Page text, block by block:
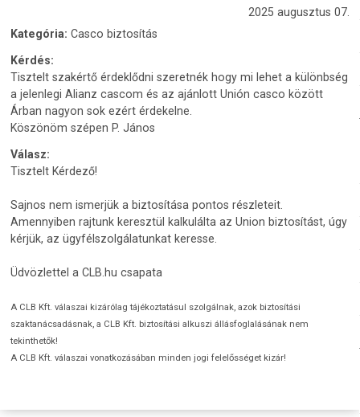
2025 augusztus 07.
Kategória:Casco biztosítás
Kérdés:
Tisztelt szakértő érdeklődni szeretnék hogy mi lehet a különbség
a jelenlegi Alianz cascom és az ajánlott Unión casco között
Árban nagyon sok ezért érdekelne.
Köszönöm szépen P. János
Válasz:
Tisztelt Kérdező!
Sajnos nem ismerjük a biztosítása pontos részleteit.
Amennyiben rajtunk keresztül kalkulálta az Union biztosítást, úgy
kérjük, az ügyfélszolgálatunkat keresse.
Üdvözlettel a CLB.hu csapata
A CLB Kft. válaszai kizárólag tájékoztatásul szolgálnak, azok biztosítási
szaktanácsadásnak, a CLB Kft. biztosítási alkuszi állásfoglalásának nem
tekinthetők!
A CLB Kft. válaszai vonatkozásában minden jogi felelősséget kizár!